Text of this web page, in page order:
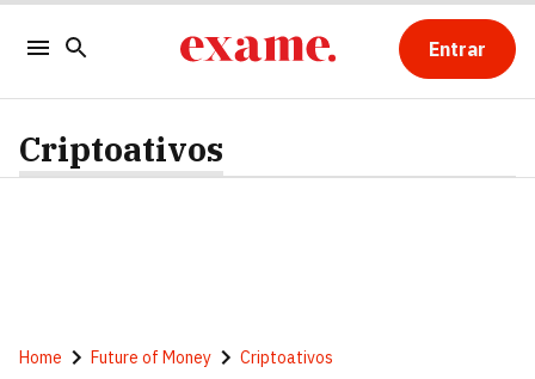
Entrar
Criptoativos
Home Future of Money Criptoativos